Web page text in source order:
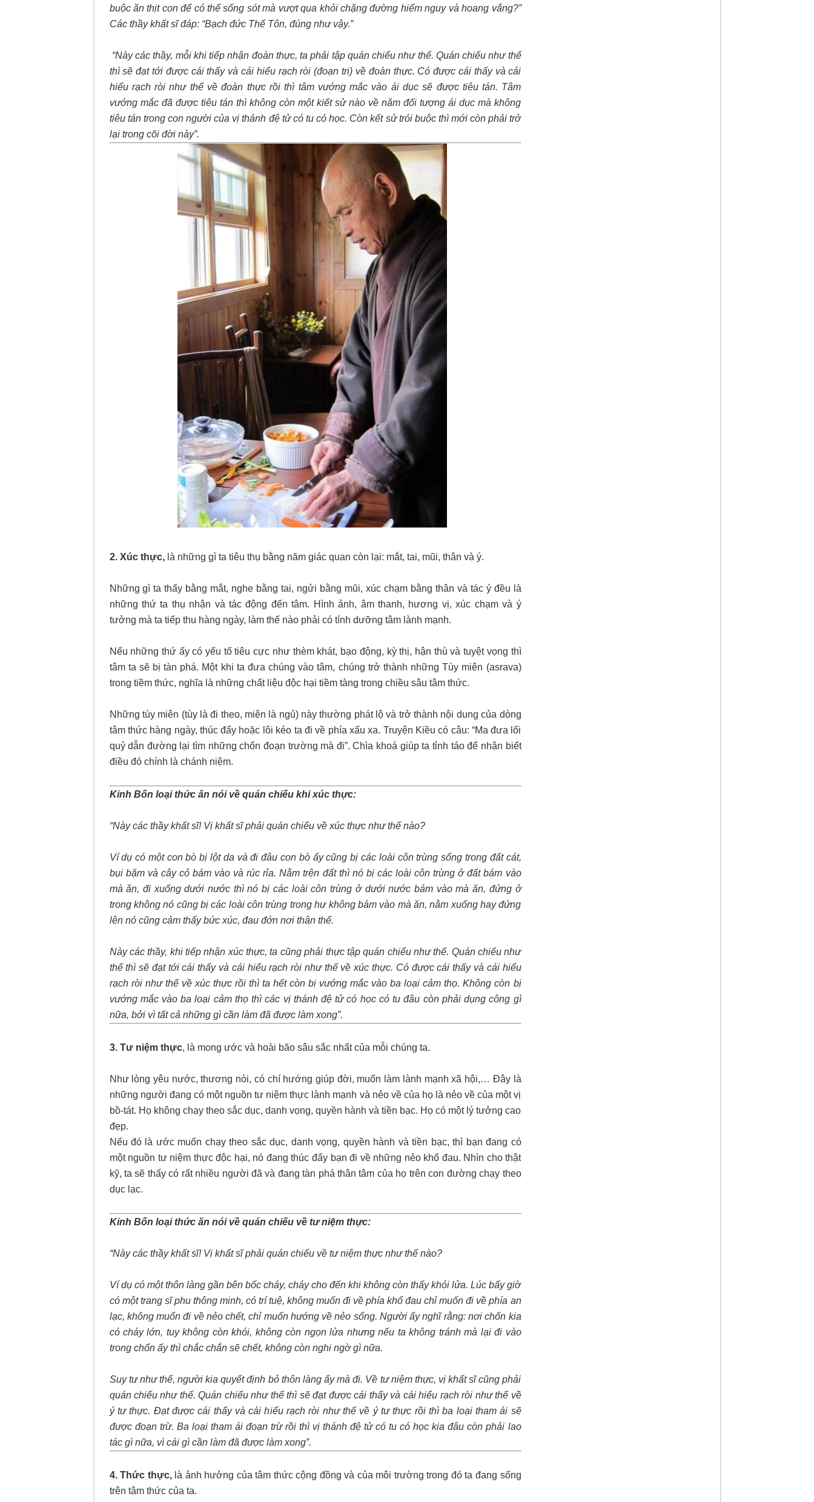
buộc ăn thịt con để có thể sống sót mà vượt qua khỏi chặng đường hiểm nguy và hoang vắng?”
Các thầy khất sĩ đáp: “Bạch đức Thế Tôn, đúng như vậy.”
“Này các thầy, mỗi khi tiếp nhận đoàn thực, ta phải tập quán chiếu như thế. Quán chiếu như thế
thì sẽ đạt tới được cái thấy và cái hiểu rạch ròi (đoạn tri) về đoàn thực. Có được cái thấy và cái
hiểu rạch ròi như thế về đoàn thực rồi thì tâm vướng mắc vào ái dục sẽ được tiêu tán. Tâm
vướng mắc đã được tiêu tán thì không còn một kiết sử nào về năm đối tượng ái dục mà không
tiêu tán trong con người của vị thánh đệ tử có tu có học. Còn kết sử trói buộc thì mới còn phải trở
lại trong cõi đời này”.
2. Xúc thực,là những gì ta tiêu thụ bằng năm giác quan còn lại: mắt, tai, mũi, thân và ý.
Những gì ta thấy bằng mắt, nghe bằng tai, ngửi bằng mũi, xúc chạm bằng thân và tác ý đều là
những thứ ta thụ nhận và tác động đến tâm. Hình ảnh, âm thanh, hương vị, xúc chạm và ý
tưởng mà ta tiếp thu hàng ngày, làm thế nào phải có tính dưỡng tâm lành mạnh.
Nếu những thứ ấy có yếu tố tiêu cực như thèm khát, bạo động, kỳ thị, hận thù và tuyệt vọng thì
tâm ta sẽ bị tàn phá. Một khi ta đưa chúng vào tâm, chúng trở thành những Tùy miên (asrava)
trong tiềm thức, nghĩa là những chất liệu độc hại tiềm tàng trong chiều sâu tâm thức.
Những tùy miên (tùy là đi theo, miên là ngủ) này thường phát lộ và trở thành nội dung của dòng
tâm thức hàng ngày, thúc đẩy hoặc lôi kéo ta đi về phía xấu xa. Truyện Kiều có câu: “Ma đưa lối
quỷ dẫn đường lại tìm những chốn đoạn trường mà đi”. Chìa khoá giúp ta tỉnh táo để nhận biết
điều đó chính là chánh niệm.
Kinh Bốn loại thức ăn nói về quán chiếu khi xúc thực:
“Này các thầy khất sĩ! Vị khất sĩ phải quán chiếu về xúc thực như thế nào?
Ví dụ có một con bò bị lột da và đi đâu con bò ấy cũng bị các loài côn trùng sống trong đất cát,
bụi bặm và cây cỏ bám vào và rúc rỉa. Nằm trên đất thì nó bị các loài côn trùng ở đất bám vào
mà ăn, đi xuống dưới nước thì nó bị các loài côn trùng ở dưới nước bám vào mà ăn, đứng ở
trong không nó cũng bị các loài côn trùng trong hư không bám vào mà ăn, nằm xuống hay đứng
lên nó cũng cảm thấy bức xúc, đau đớn nơi thân thể.
Này các thầy, khi tiếp nhận xúc thực, ta cũng phải thực tập quán chiếu như thế. Quán chiếu như
thế thì sẽ đạt tới cái thấy và cái hiểu rạch ròi như thế về xúc thực. Có được cái thấy và cái hiểu
rạch ròi như thế về xúc thực rồi thì ta hết còn bị vướng mắc vào ba loại cảm thọ. Không còn bị
vướng mắc vào ba loại cảm thọ thì các vị thánh đệ tử có học có tu đâu còn phải dụng công gì
nữa, bởi vì tất cả những gì cần làm đã được làm xong”.
3. Tư niệm thực, là mong ước và hoài bão sâu sắc nhất của mỗi chúng ta.
Như lòng yêu nước, thương nòi, có chí hướng giúp đời, muốn làm lành mạnh xã hội,… Đây là
những người đang có một nguồn tư niệm thực lành mạnh và nẻo về của họ là nẻo về của một vị
bồ-tát. Họ không chạy theo sắc dục, danh vọng, quyền hành và tiền bạc. Họ có một lý tưởng cao
đẹp.
Nếu đó là ước muốn chạy theo sắc dục, danh vọng, quyền hành và tiền bạc, thì bạn đang có
một nguồn tư niệm thực độc hại, nó đang thúc đẩy bạn đi về những nẻo khổ đau. Nhìn cho thật
kỹ, ta sẽ thấy có rất nhiều người đã và đang tàn phá thân tâm của họ trên con đường chạy theo
dục lạc.
Kinh Bốn loại thức ăn nói về quán chiếu về tư niệm thực:
“Này các thầy khất sĩ! Vị khất sĩ phải quán chiếu về tư niệm thực như thế nào?
Ví dụ có một thôn làng gần bên bốc cháy, cháy cho đến khi không còn thấy khói lửa. Lúc bấy giờ
có một trang sĩ phu thông minh, có trí tuệ, không muốn đi về phía khổ đau chỉ muốn đi về phía an
lạc, không muốn đi về nẻo chết, chỉ muốn hướng về nẻo sống. Người ấy nghĩ rằng: nơi chốn kia
có cháy lớn, tuy không còn khói, không còn ngọn lửa nhưng nếu ta không tránh mà lại đi vào
trong chốn ấy thì chắc chắn sẽ chết, không còn nghi ngờ gì nữa.
Suy tư như thế, người kia quyết định bỏ thôn làng ấy mà đi. Về tư niệm thực, vị khất sĩ cũng phải
quán chiếu như thế. Quán chiếu như thế thì sẽ đạt được cái thấy và cái hiểu rạch ròi như thế về
ý tư thực. Ðạt được cái thấy và cái hiểu rạch ròi như thế về ý tư thực rồi thì ba loại tham ái sẽ
được đoạn trừ. Ba loại tham ái đoạn trừ rồi thì vị thánh đệ tử có tu có học kia đâu còn phải lao
tác gì nữa, vì cái gì cần làm đã được làm xong”.
4. Thức thực,là ảnh hưởng của tâm thức cộng đồng và của môi trường trong đó ta đang sống
trên tâm thức của ta.